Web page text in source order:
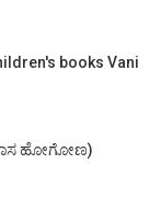
books Vani
ಹೋಗೋಣ)